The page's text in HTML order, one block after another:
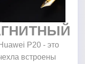
P20 - это
встроены